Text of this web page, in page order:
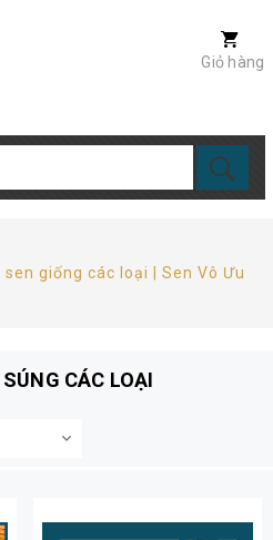
Giỏ hàng
sen giống các loại | Sen Vô Ưu
CÁC LOẠI